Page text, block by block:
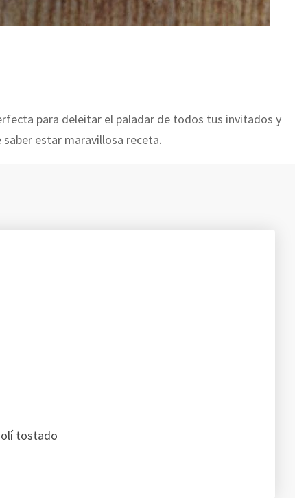
para deleitar el paladar de todos tus invitados y
estar maravillosa receta.
tostado